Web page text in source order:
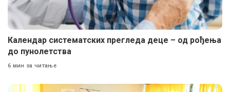
Календар систематских прегледа деце – од рођења
до пунолетства
6 мин за читање